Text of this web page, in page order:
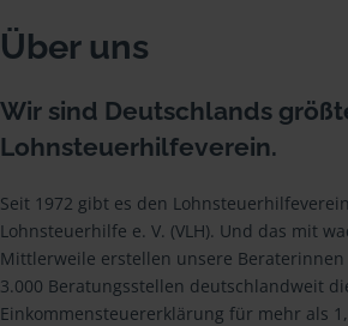
Über uns
Wir sind Deutschlands
Lohnsteuerhilfeverein.
Seit 1972 gibt es den
Lohnsteuerhilfe e. V. (VLH). Und das mit
Mittlerweile erstellen unsere
3.000 Beratungsstellen deutschlandweit
Einkommensteuererklärung für mehr als